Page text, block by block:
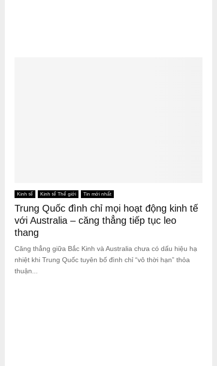
Kinh tế Kinh tế Thế giới Tin mới nhất
Trung Quốc đình chỉ mọi hoạt động kinh tế
với Australia – căng thẳng tiếp tục leo
thang
Căng thẳng giữa Bắc Kinh và Australia chưa có dấu hiệu hạ
nhiệt khi Trung Quốc tuyên bố đình chỉ “vô thời hạn” thỏa
thuận...